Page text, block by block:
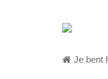
Je bent